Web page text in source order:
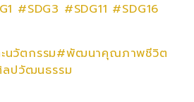
#SDG3 #SDG11 #SDG16
นวัตกรรม#พัฒนาคุณภาพชีวิต
ลปวัฒนธรรม